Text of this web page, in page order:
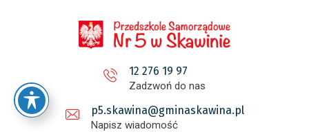
12 276 19 97
Zadzwoń do nas
p5.skawina@gminaskawina.pl
Napisz wiadomość